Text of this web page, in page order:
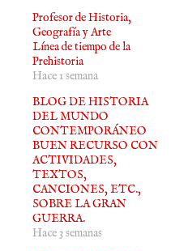
Profesor de Historia,
Geografía y Arte
Línea de tiempo de la
Prehistoria
Hace 1 semana
BLOG DE HISTORIA
DEL MUNDO
CONTEMPORÁNEO
BUEN RECURSO CON
ACTIVIDADES,
TEXTOS,
CANCIONES, ETC.,
SOBRE LA GRAN
GUERRA.
Hace 3 semanas